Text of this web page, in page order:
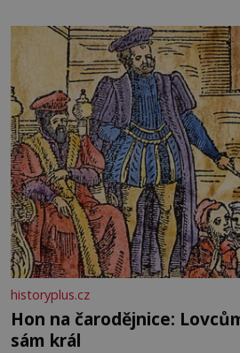
zdálo o jednorožcích, krásných
rytířích a létajících dracích.
historyplus.cz
Hon na čarodějnice:
sám král